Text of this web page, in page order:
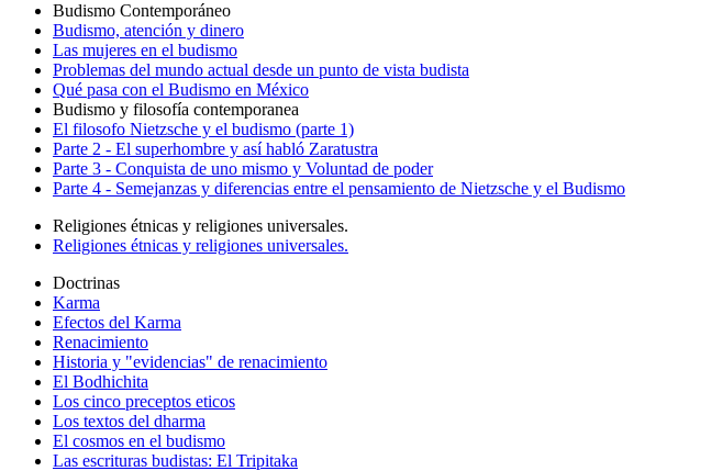
Budismo Contemporáneo
Budismo, atención y dinero
Las mujeres en el budismo
Problemas del mundo actual desde un punto de vista budista
Qué pasa con el Budismo en México
Budismo y filosofía contemporanea
El filosofo Nietzsche y el budismo (parte 1)
Parte 2 - El superhombre y así habló Zaratustra
Parte 3 - Conquista de uno mismo y Voluntad de poder
Parte 4 - Semejanzas y diferencias entre el pensamiento de Nietzsche y el Budismo
Religiones étnicas y religiones universales.
Religiones étnicas y religiones universales.
Doctrinas
Karma
Efectos del Karma
Renacimiento
Historia y "evidencias" de renacimiento
El Bodhichita
Los cinco preceptos eticos
Los textos del dharma
El cosmos en el budismo
Las escrituras budistas: El Tripitaka